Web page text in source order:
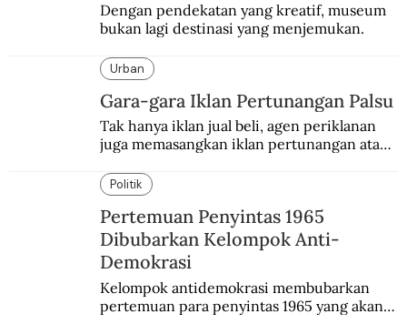
Dengan pendekatan yang kreatif, museum
bukan lagi destinasi yang menjemukan.
Urban
Gara-gara Iklan Pertunangan Palsu
Tak hanya iklan jual beli, agen periklanan
juga memasangkan iklan pertunangan atau
memasang iklan pertunangan palsu.
Politik
Pertemuan Penyintas 1965
Dibubarkan Kelompok Anti-
Demokrasi
Kelompok antidemokrasi membubarkan
pertemuan para penyintas 1965 yang akan